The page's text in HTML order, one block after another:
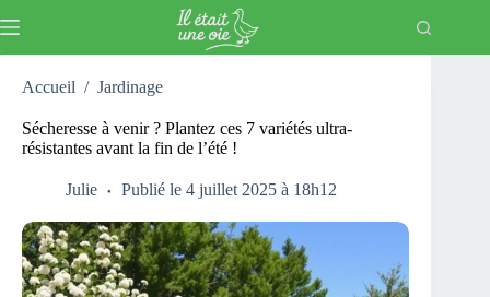
au
Accueil / Jardinage
Sécheresse à venir ? Plantez ces 7 variétés ultra-
résistantes avant la fin de l’été !
Julie Publié le 4 juillet 2025 à 18h12